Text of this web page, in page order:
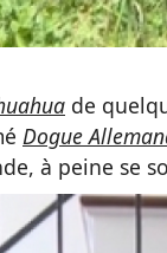
de
Dogue
à peine se